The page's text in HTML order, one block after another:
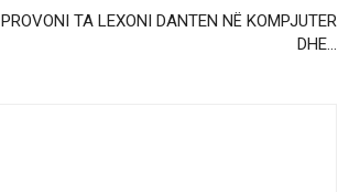
PROVONI TA LEXONI DANTEN NË KOMPJUTER
DHE…